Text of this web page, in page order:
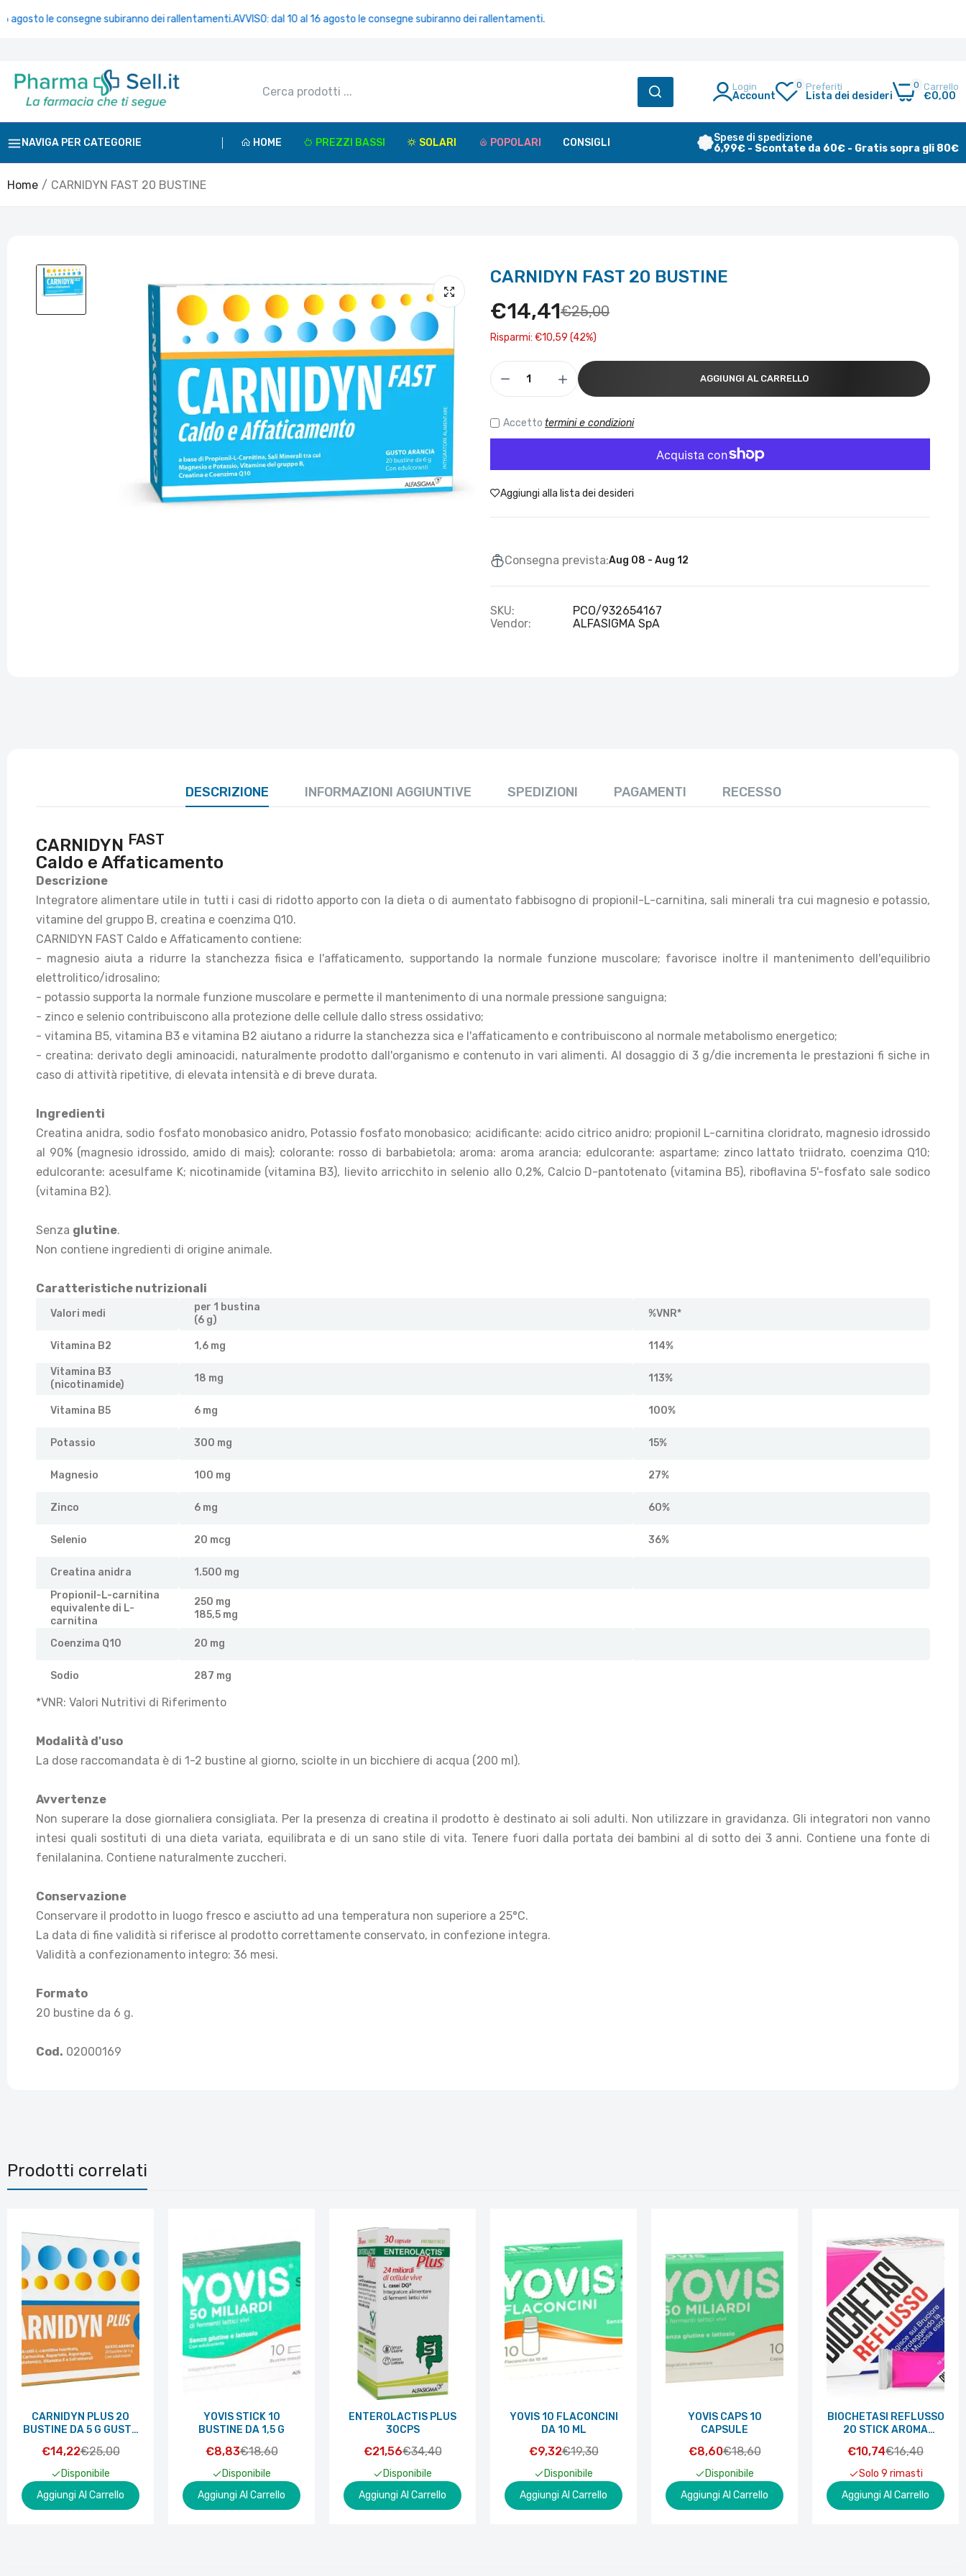
le consegne subiranno dei rallentamenti.AVVISO: dal 10 al 16 agosto le consegne subiranno dei rallentamenti.
Login
Account
0 Preferiti
Lista dei desideri
0 Carrello
€0,00
NAVIGA PER CATEGORIE HOME PREZZI BASSI SOLARI POPOLARI CONSIGLI
Spese di spedizione
6,99€ - Scontate da 60€ - Gratis sopra gli 80€
Home CARNIDYN FAST 20 BUSTINE
CARNIDYN FAST 20 BUSTINE
€14,41€25,00
Risparmi: €10,59 (42%)
AGGIUNGI AL CARRELLO
Accetto termini e condizioni
Aggiungi alla lista dei desideri
Consegna prevista:Aug 08 - Aug 12
SKU:
PCO/932654167
Vendor:
ALFASIGMA SpA
DESCRIZIONE INFORMAZIONI AGGIUNTIVE SPEDIZIONI PAGAMENTI RECESSO
CARNIDYN FAST
Caldo e Affaticamento
Descrizione
Integratore alimentare utile in tutti i casi di ridotto apporto con la dieta o di aumentato fabbisogno di propionil-L-carnitina, sali minerali tra cui magnesio e potassio,
vitamine del gruppo B, creatina e coenzima Q10.
CARNIDYN FAST Caldo e Affaticamento contiene:
- magnesio aiuta a ridurre la stanchezza fisica e l'affaticamento, supportando la normale funzione muscolare; favorisce inoltre il mantenimento dell'equilibrio
elettrolitico/idrosalino;
- potassio supporta la normale funzione muscolare e permette il mantenimento di una normale pressione sanguigna;
- zinco e selenio contribuiscono alla protezione delle cellule dallo stress ossidativo;
- vitamina B5, vitamina B3 e vitamina B2 aiutano a ridurre la stanchezza sica e l'affaticamento e contribuiscono al normale metabolismo energetico;
- creatina: derivato degli aminoacidi, naturalmente prodotto dall'organismo e contenuto in vari alimenti. Al dosaggio di 3 g/die incrementa le prestazioni fi siche in
caso di attività ripetitive, di elevata intensità e di breve durata.
Ingredienti
Creatina anidra, sodio fosfato monobasico anidro, Potassio fosfato monobasico; acidificante: acido citrico anidro; propionil L-carnitina cloridrato, magnesio idrossido
al 90% (magnesio idrossido, amido di mais); colorante: rosso di barbabietola; aroma: aroma arancia; edulcorante: aspartame; zinco lattato triidrato, coenzima Q10;
edulcorante: acesulfame K; nicotinamide (vitamina B3), lievito arricchito in selenio allo 0,2%, Calcio D-pantotenato (vitamina B5), riboflavina 5'-fosfato sale sodico
(vitamina B2).
Senza glutine.
Non contiene ingredienti di origine animale.
Caratteristiche nutrizionali
Valori medi
per 1 bustina
(6 g)
%VNR*
Vitamina B2 1,6 mg 114%
Vitamina B3
(nicotinamide)
18 mg 113%
Vitamina B5 6 mg 100%
Potassio 300 mg 15%
Magnesio 100 mg 27%
Zinco 6 mg 60%
Selenio 20 mcg 36%
Creatina anidra
1.500 mg
Propionil-L-carnitina
equivalente di L-
carnitina
250 mg
185,5 mg
Coenzima Q10 20 mg
Sodio 287 mg
*VNR: Valori Nutritivi di Riferimento
Modalità d'uso
La dose raccomandata è di 1-2 bustine al giorno, sciolte in un bicchiere di acqua (200 ml).
Avvertenze
Non superare la dose giornaliera consigliata. Per la presenza di creatina il prodotto è destinato ai soli adulti. Non utilizzare in gravidanza. Gli integratori non vanno
intesi quali sostituti di una dieta variata, equilibrata e di un sano stile di vita. Tenere fuori dalla portata dei bambini al di sotto dei 3 anni. Contiene una fonte di
fenilalanina. Contiene naturalmente zuccheri.
Conservazione
Conservare il prodotto in luogo fresco e asciutto ad una temperatura non superiore a 25°C.
La data di fine validità si riferisce al prodotto correttamente conservato, in confezione integra.
Validità a confezionamento integro: 36 mesi.
Formato
20 bustine da 6 g.
Cod. 02000169
Prodotti correlati
CARNIDYN PLUS 20
BUSTINE DA 5 G GUSTO
€14,22€25,00
Disponibile
Aggiungi Al Carrello
YOVIS STICK 10
BUSTINE DA 1,5 G
€8,83€18,60
Disponibile
Aggiungi Al Carrello
ENTEROLACTIS PLUS
30CPS
€21,56€34,40
Disponibile
Aggiungi Al Carrello
YOVIS 10 FLACONCINI
DA 10 ML
€9,32€19,30
Disponibile
Aggiungi Al Carrello
YOVIS CAPS 10
CAPSULE
€8,60€18,60
Disponibile
Aggiungi Al Carrello
BIOCHETASI REFLUSSO
20 STICK AROMA
€10,74€16,40
Solo 9 rimasti
Aggiungi Al Carrello